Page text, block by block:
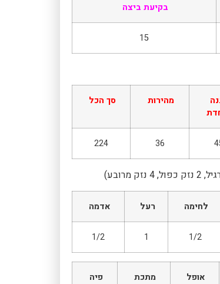
בקיעת ביצה
15
מהירות סך הכל
36
224
לחימה רעל אדמה
1/2
1
1/2
אופל מתכת פיה